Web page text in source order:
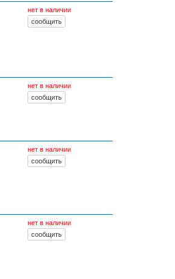
нет в наличии
нет в наличии
нет в наличии
нет в наличии